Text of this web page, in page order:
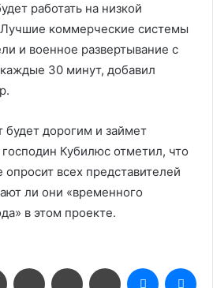
работать на низкой
коммерческие системы
и военное развертывание с
30 минут, добавил
будет дорогим и займет
Кубилюс отметил, что
всех представителей
ли они «временного
в этом проекте.
Pinterest Reddit ВконтактеОдноклассники
Messenger